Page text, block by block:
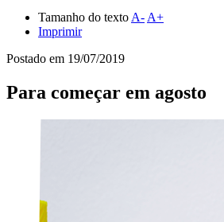
Tamanho do texto A- A+
Imprimir
Postado em 19/07/2019
Para começar em agosto